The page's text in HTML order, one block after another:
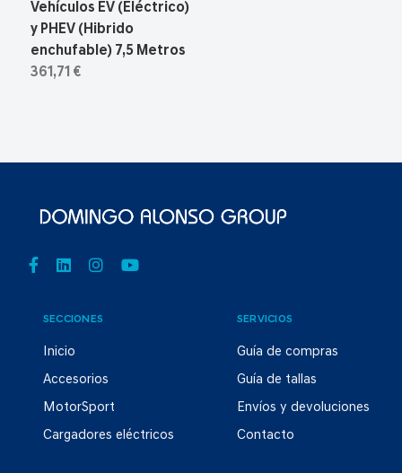
Vehículos EV (Eléctrico)
y PHEV (Hibrido
enchufable) 7,5 Metros
361,71 €
SECCIONES
Inicio
Accesorios
MotorSport
Cargadores eléctricos
SERVICIOS
Guía de compras
Guía de tallas
Envíos y devoluciones
Contacto